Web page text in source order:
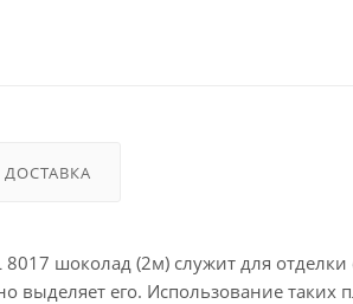
ДОСТАВКА
шоколад (2м) служит для отделки
выделяет его. Использование таких